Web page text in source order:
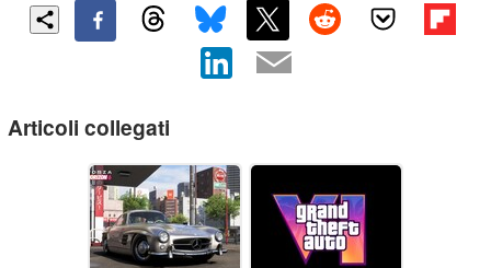
Articoli collegati